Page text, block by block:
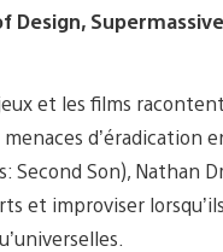
Design,
et les films
d’éradication
Second Son), Nathan
et improviser